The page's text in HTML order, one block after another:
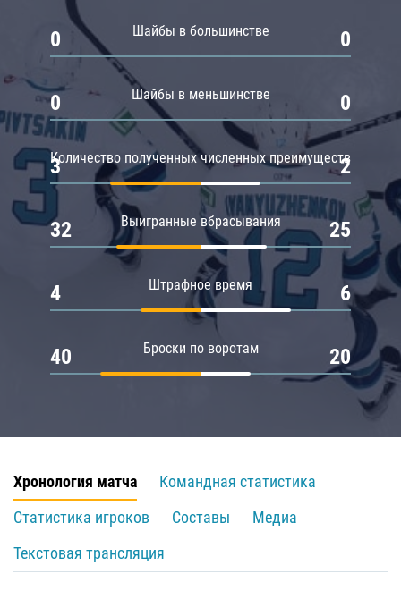
Шайбы в большинстве
0 0
Шайбы в меньшинстве
0 0
Количество полученных численных преимуществ
3 2
Выигранные вбрасывания
32 25
Штрафное время
4 6
Броски по воротам
40 20
Хронология матча
Командная статистика
Статистика игроков
Составы
Медиа
Текстовая трансляция